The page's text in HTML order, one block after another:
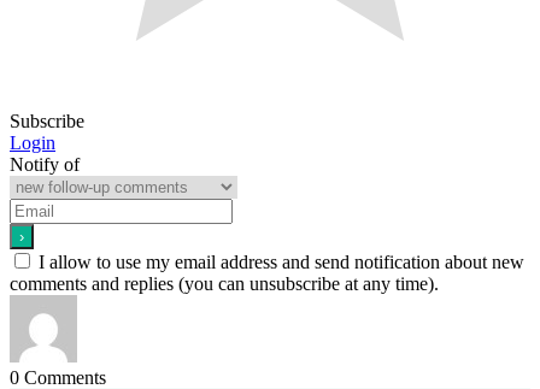
Subscribe
Login
Notify of
I allow to use my email address and send notification about new
comments and replies (you can unsubscribe at any time).
0 Comments